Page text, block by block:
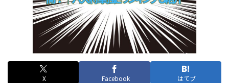
X Facebook はてブ